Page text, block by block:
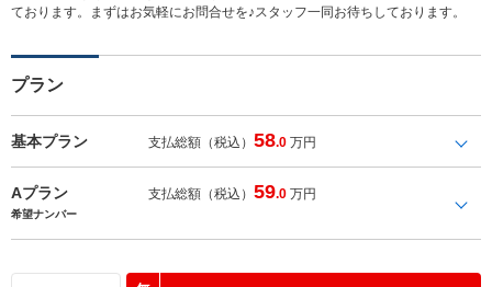
ております。まずはお気軽にお問合せを♪スタッフ一同お待ちしております。
プラン
基本プラン 支払総額（税込）58.0 万円
Aプラン 支払総額（税込）59.0 万円
希望ナンバー